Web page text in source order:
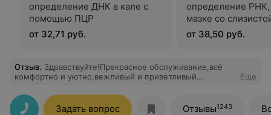
определение ДНК в кале с
помощью ПЦР
от 32,71 руб.
определение РНК,
мазке со
носоглотки и-или
от 38,50 руб.
Отзыв. Здравствуйте!Прекрасное обслуживание,всё
комфортно и уютно,вежливый и приветливый
анализов и доступные цены.Спасибо огромное за
обслуживание,успешной работы в дальнейшем!
Еще
Задать вопрос Отзывы1243